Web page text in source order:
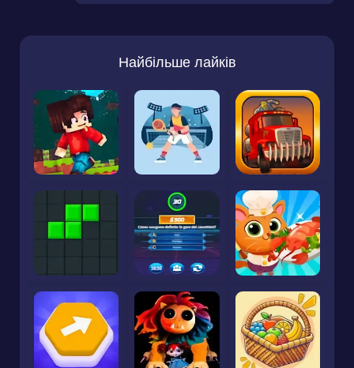
Найбільше лайків